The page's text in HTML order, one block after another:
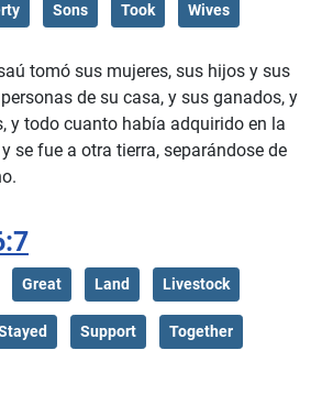
Sons Took Wives
tomó sus mujeres, sus hijos y sus
de su casa, y sus ganados, y
y todo cuanto había adquirido en la
se fue a otra tierra, separándose de
Great Land Livestock
Support Together